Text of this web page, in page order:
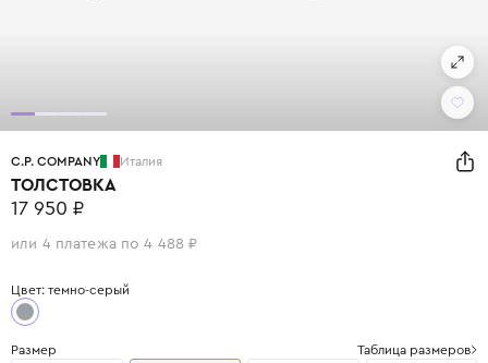
C.P. COMPANY Италия
ТОЛСТОВКА
17 950 ₽
или 4 платежа по 4 488 ₽
Цвет: темно-серый
Размер Таблица размеров